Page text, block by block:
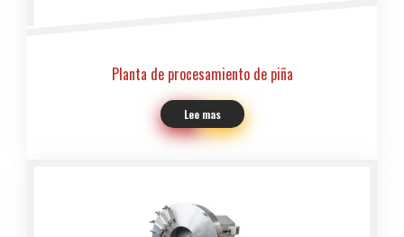
Planta de procesamiento de piña
Lee mas